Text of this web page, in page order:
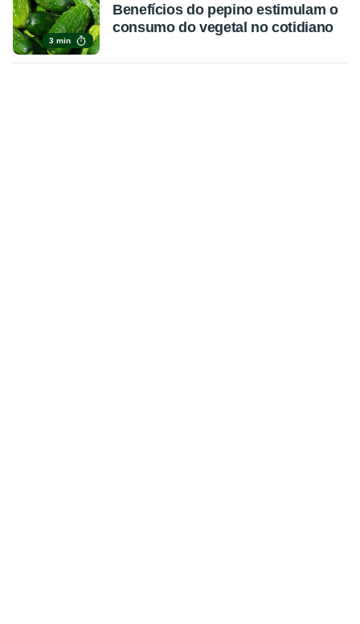
3 min
Benefícios do pepino estimulam o
consumo do vegetal no cotidiano